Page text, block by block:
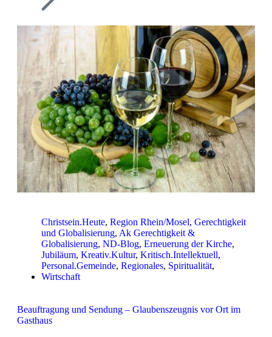
Christsein.Heute, Region Rhein/Mosel, Gerechtigkeit
und Globalisierung, Ak Gerechtigkeit &
Globalisierung, ND-Blog, Erneuerung der Kirche,
Jubiläum, Kreativ.Kultur, Kritisch.Intellektuell,
Personal.Gemeinde, Regionales, Spiritualität,
Wirtschaft
Beauftragung und Sendung – Glaubenszeugnis vor Ort im
Gasthaus